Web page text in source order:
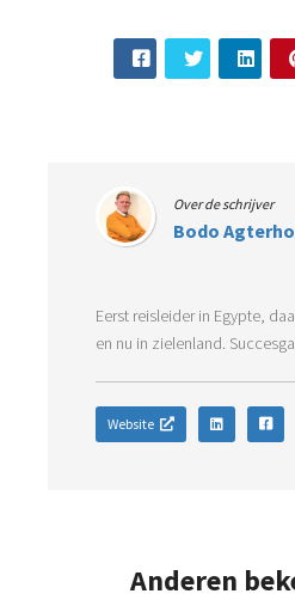
Over de schrijver
Bodo
Eerst reisleider in Egypte,
en nu in zielenland.
Website
Anderen